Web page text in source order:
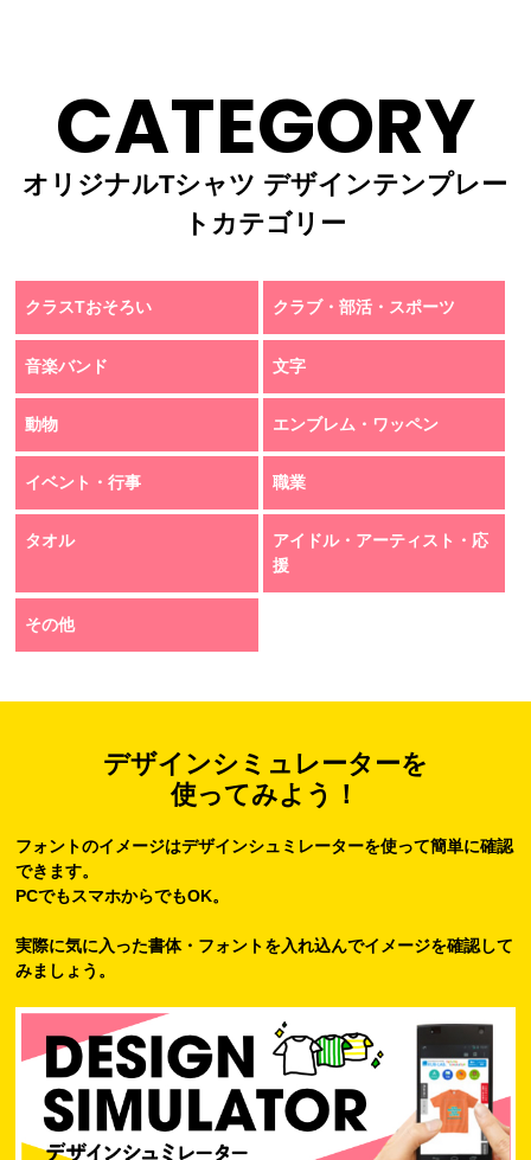
CATEGORY
オリジナルTシャツ デザインテンプレー
トカテゴリー
クラスTおそろい クラブ・部活・スポーツ
音楽バンド 文字
動物 エンブレム・ワッペン
イベント・行事 職業
タオル
アイドル・アーティスト・応
援
その他
デザインシミュレーターを
使ってみよう！
フォントのイメージはデザインシュミレーターを使って簡単に確認
できます。
PCでもスマホからでもOK。
実際に気に入った書体・フォントを入れ込んでイメージを確認して
みましょう。